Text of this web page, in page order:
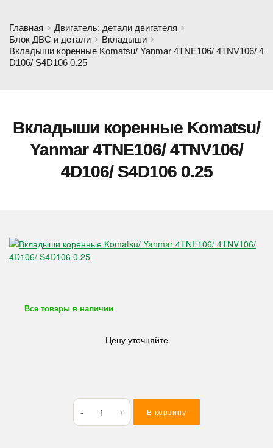
Главная
Двигатель; детали двигателя
Блок ДВС и детали
Вкладыши
Вкладыши коренные Komatsu/ Yanmar 4TNE106/ 4TNV106/ 4
D106/ S4D106 0.25
Вкладыши коренные Komatsu/
Yanmar 4TNE106/ 4TNV106/
4D106/ S4D106 0.25
Все товары в наличии
Цену уточняйте
Количество
товара
Вкладыши
В корзину